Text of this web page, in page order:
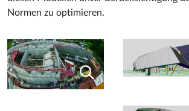
Normen zu optimieren.